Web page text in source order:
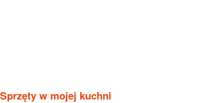
Sprzęty w mojej kuchni